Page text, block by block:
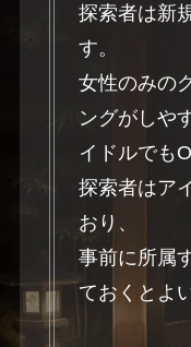
探索者は新
す。
女性のみの
ングがしや
イドルでも
探索者はア
おり、
事前に所属
ておくとよ